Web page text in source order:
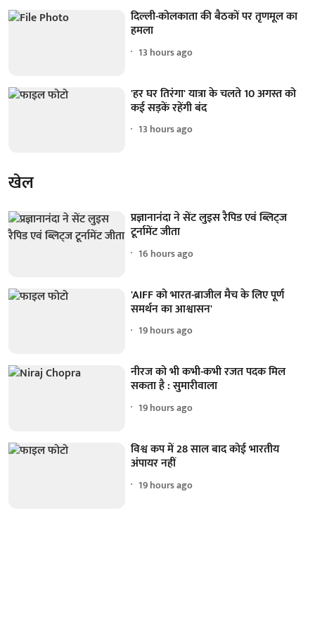
दिल्ली-कोलकाता की बैठकों पर तृणमूल का
हमला
13 hours ago
'हर घर तिरंगा' यात्रा के चलते 10 अगस्त को
कई सड़कें रहेंगी बंद
13 hours ago
खेल
प्रज्ञानानंदा ने सेंट लुइस रैपिड एवं ब्लिट्ज
टूर्नामेंट जीता
16 hours ago
'AIFF को भारत-ब्राजील मैच के लिए पूर्ण
समर्थन का आश्वासन'
19 hours ago
नीरज को भी कभी-कभी रजत पदक मिल
सकता है : सुमारीवाला
19 hours ago
विश्व कप में 28 साल बाद कोई भारतीय
अंपायर नहीं
19 hours ago